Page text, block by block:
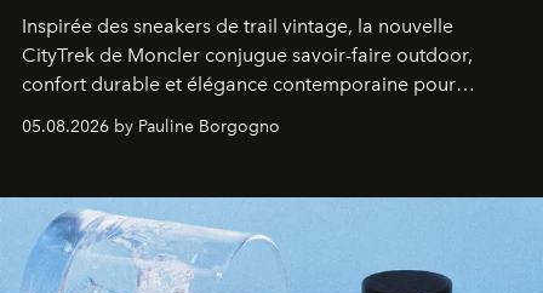
Inspirée des sneakers de trail vintage, la nouvelle
CityTrek de Moncler conjugue savoir-faire outdoor,
confort durable et élégance contemporaine pour
accompagner les explorations du quotidien.
05.08.2026 by Pauline Borgogno